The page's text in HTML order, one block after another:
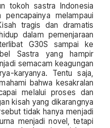
tokoh sastra Indonesia
melampaui
tragis dan dramatis
dalam pemenjaraan
G30S sampai ke
Sastra yang hampir
semacam keagungan
karyanya. Tentu saja,
bahwa kesakralan
melalui proses dan
kisah yang dikarangnya
tidak hanya menjadi
menjadi novel, tetapi